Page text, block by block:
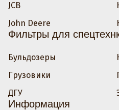
JCB
John Deere
Фильтры для
Бульдозеры
Грузовики
ДГУ
Информация